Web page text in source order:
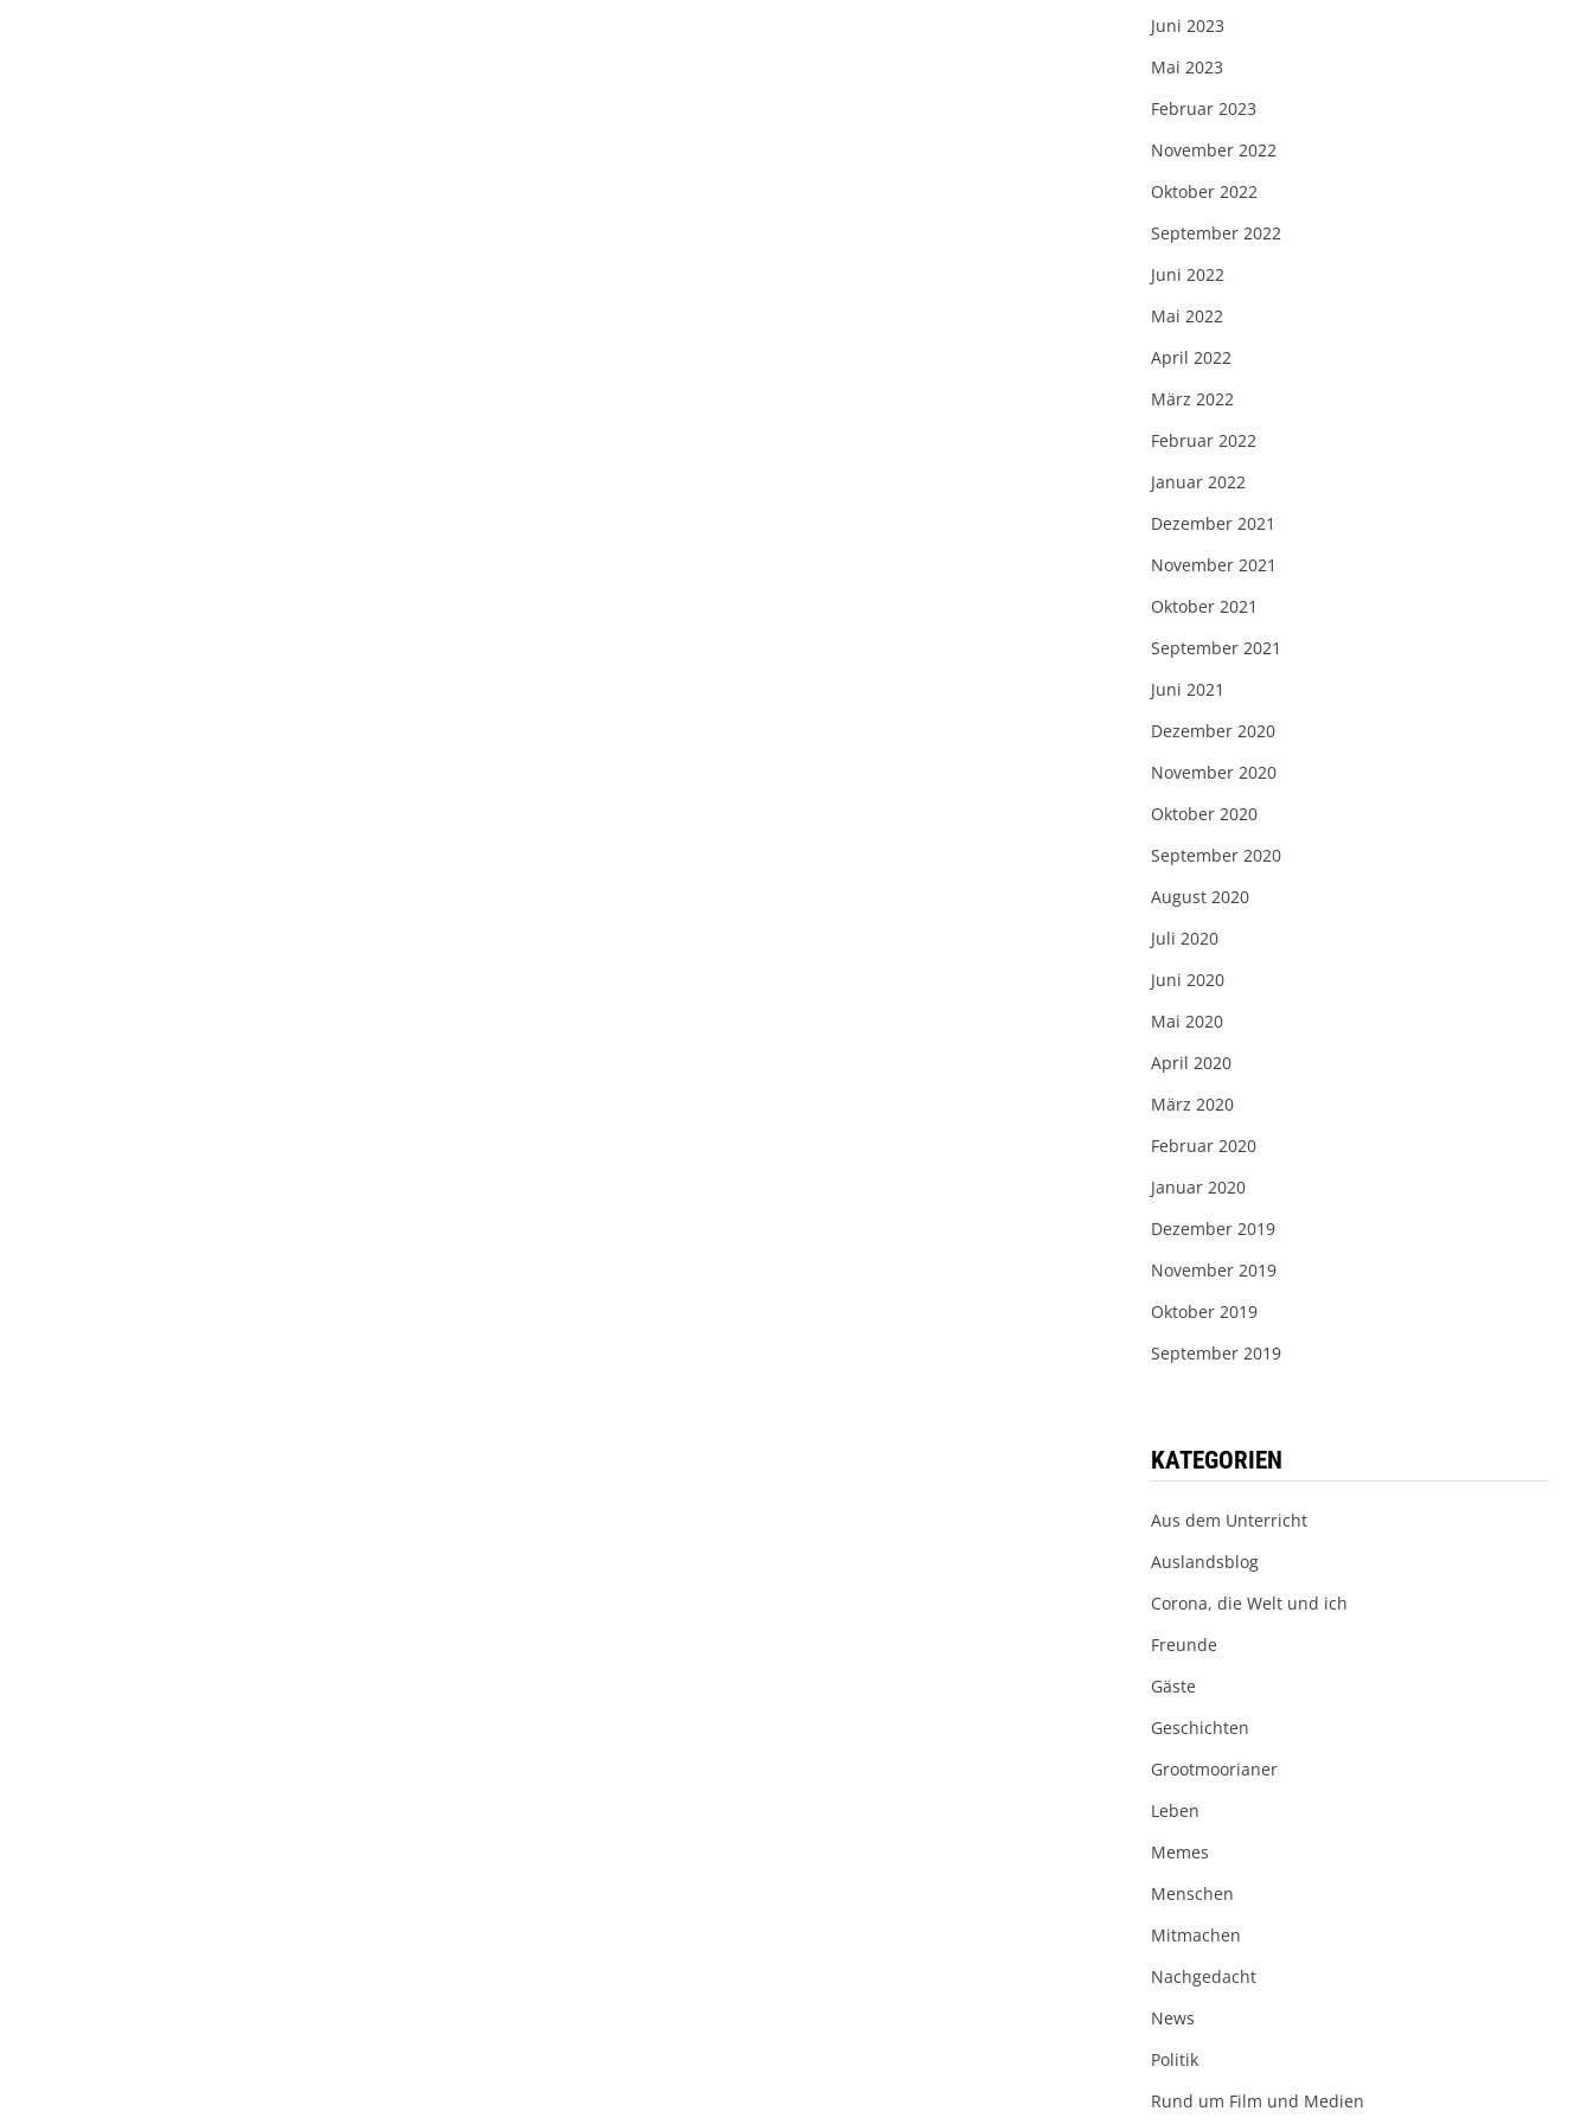
Juni 2023
Mai 2023
Februar 2023
November 2022
Oktober 2022
September 2022
Juni 2022
Mai 2022
April 2022
März 2022
Februar 2022
Januar 2022
Dezember 2021
November 2021
Oktober 2021
September 2021
Juni 2021
Dezember 2020
November 2020
Oktober 2020
September 2020
August 2020
Juli 2020
Juni 2020
Mai 2020
April 2020
März 2020
Februar 2020
Januar 2020
Dezember 2019
November 2019
Oktober 2019
September 2019
KATEGORIEN
Aus dem Unterricht
Auslandsblog
Corona, die Welt und ich
Freunde
Gäste
Geschichten
Grootmoorianer
Leben
Memes
Menschen
Mitmachen
Nachgedacht
News
Politik
Rund um Film und Medien